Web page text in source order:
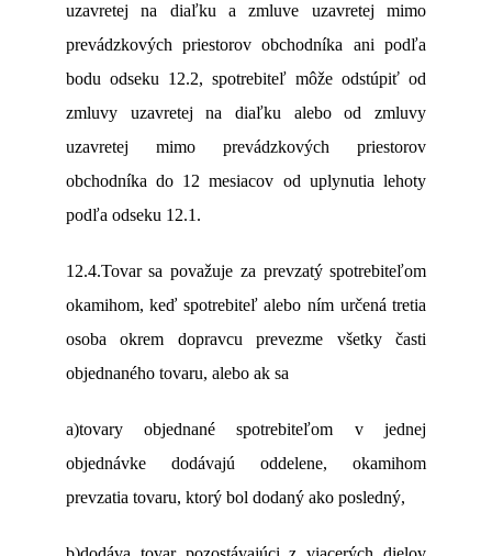
uzavretej na diaľku a zmluve uzavretej mimo
prevádzkových priestorov obchodníka ani podľa
bodu odseku 12.2, spotrebiteľ môže odstúpiť od
zmluvy uzavretej na diaľku alebo od zmluvy
uzavretej mimo prevádzkových priestorov
obchodníka do 12 mesiacov od uplynutia lehoty
podľa odseku 12.1.
12.4.Tovar sa považuje za prevzatý spotrebiteľom
okamihom, keď spotrebiteľ alebo ním určená tretia
osoba okrem dopravcu prevezme všetky časti
objednaného tovaru, alebo ak sa
a)tovary objednané spotrebiteľom v jednej
objednávke dodávajú oddelene, okamihom
prevzatia tovaru, ktorý bol dodaný ako posledný,